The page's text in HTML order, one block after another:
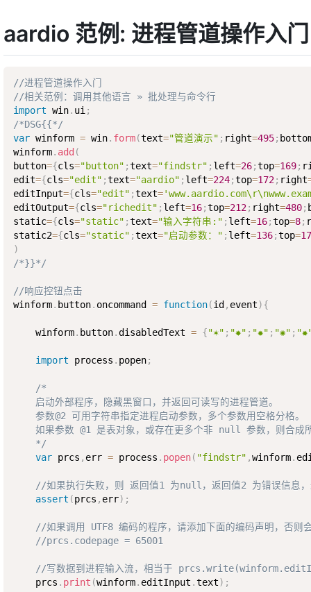
aardio 范例: 进程管道操作入门
//进程管道操作入门
//相关范例：调用其他语言 » 批处理与命令行
import win. ui ;
/*DSG{{*/
var winform = win. form(text="管道演示" ; right=495;
winform. add (
button={cls="button" ;text="findstr" ; left=26;top=169;
edit={cls="edit" ;text="aardio" ; left=224;top=172; right
editInput={cls="edit" ;text=
editOutput={cls="richedit" ; left=16;top=212; right=480;
static={cls="static" ;text="输入字符串:" ; left=16;top=8;
static2={cls="static" ;text="启动参数：" ; left=136;top=
)
/*}}*/
//响应控钮点击
winform. button. oncommand = function(id , event){
    winform
. button.disabledText = {"✶" ; "✸" ; "✹" ; "✺" ;
import process . popen;
/*
    启动外部程序，隐藏黑窗口，并返回可读写的进程管道。
    参数@2 可用字符串指定进程启动参数，多个参数用空格分格。
如果参数 @1 是表对象，或存在更多个非 null 参数，则合成
    */
var prcs , err = process . popen( "findstr" ,winform.
//如果执行失败，则 返回值1 为null，返回值2 为错误信息，
assert (prcs , err) ;
//如果调用 UTF8 编码的程序，请添加下面的编码声明，否则
//prcs.codepage = 65001
//写数据到进程输入流，相当于
    prcs
. print (winform. editInput .text) ;